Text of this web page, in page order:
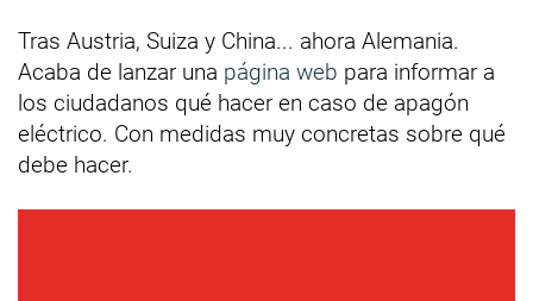
Tras Austria, Suiza y China... ahora Alemania.
Acaba de lanzar una página web para informar a
los ciudadanos qué hacer en caso de apagón
eléctrico. Con medidas muy concretas sobre qué
debe hacer.